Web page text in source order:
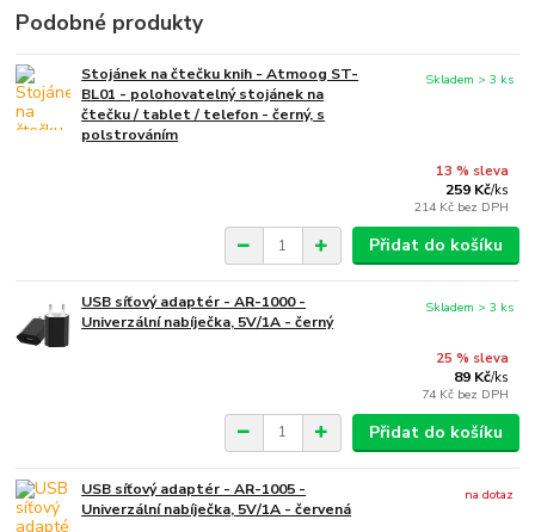
Podobné produkty
Stojánek na čtečku knih - Atmoog ST-
BL01 - polohovatelný stojánek na
čtečku / tablet / telefon - černý, s
polstrováním
13 % sleva
259 Kč/ks
214 Kč bez DPH
Skladem > 3 ks
Přidat do košíku
USB síťový adaptér - AR-1000 -
Univerzální nabíječka, 5V/1A - černý
25 % sleva
89 Kč/ks
74 Kč bez DPH
Skladem > 3 ks
Přidat do košíku
USB síťový adaptér - AR-1005 -
Univerzální nabíječka, 5V/1A - červená
na dotaz